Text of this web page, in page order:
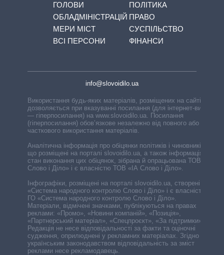
ГОЛОВИ
ОБЛАДМІНІСТРАЦІЙ
МЕРИ МІСТ
ВСІ ПЕРСОНИ
ПОЛІТИКА
ПРАВО
СУСПІЛЬСТВО
ФІНАНСИ
info@slovoidilo.ua
Використання будь-яких матеріалів, розміщених на сайті,
дозволяється при вказуванні посилання (для інтернет-видань
— гіперпосилання) на www.slovoidilo.ua. Посилання
(гіперпосилання) обов’язкове незалежно від повного або
часткового використання матеріалів.
Аналітична інформація про обіцянки політиків і чиновників,
що розміщені на порталі slovoidilo.ua, а також інформація про
стан виконання цих обіцянок, зібрана й опрацьована ТОВ «ІА
Слово і Діло» і є власністю ТОВ «ІА Слово і Діло».
Інфографіки, розміщені на порталі slovoidilo.ua, створені ГО
«Система народного контролю Слово і Діло» і є власністю
ГО «Система народного контролю Слово і Діло».
Матеріали, відмічені значками, публікуються на правах
реклами: «Промо», «Новини компаній», «Позиція»,
«Партнерський матеріал», «Спецпроєкт», «За підтримки».
Редакція не несе відповідальності за факти та оціночні
судження, оприлюднені у рекламних матеріалах. Згідно з
українським законодавством відповідальність за зміст
реклами несе рекламодавець.